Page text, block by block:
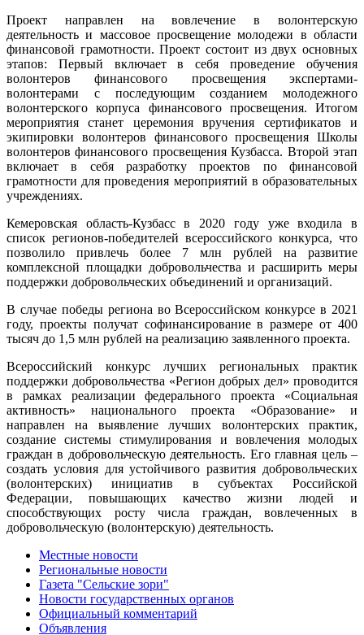
Проект направлен на вовлечение в волонтерскую
деятельность и массовое просвещение молодежи в области
финансовой грамотности. Проект состоит из двух основных
этапов: Первый включает в себя проведение обучения
волонтеров финансового просвещения экспертами-
волонтерами с последующим созданием молодежного
волонтерского корпуса финансового просвещения. Итогом
мероприятия станет церемония вручения сертификатов и
экипировки волонтеров финансового просвещения Школы
волонтеров финансового просвещения Кузбасса. Второй этап
включает в себя разработку проектов по финансовой
грамотности для проведения мероприятий в образовательных
учреждениях.
Кемеровская область-Кузбасс в 2020 году уже входила в
список регионов-победителей всероссийского конкурса, что
позволило привлечь более 7 млн рублей на развитие
комплексной площадки добровольчества и расширить меры
поддержки добровольческих объединений и организаций.
В случае победы региона во Всероссийском конкурсе в 2021
году, проекты получат софинансирование в размере от 400
тысяч до 1,5 млн рублей на реализацию заявленного проекта.
Всероссийский конкурс лучших региональных практик
поддержки добровольчества «Регион добрых дел» проводится
в рамках реализации федерального проекта «Социальная
активность» национального проекта «Образование» и
направлен на выявление лучших волонтерских практик,
создание системы стимулирования и вовлечения молодых
граждан в добровольческую деятельность. Его главная цель –
создать условия для устойчивого развития добровольческих
(волонтерских) инициатив в субъектах Российской
Федерации, повышающих качество жизни людей и
способствующих росту числа граждан, вовлеченных в
добровольческую (волонтерскую) деятельность.
Местные новости
Региональные новости
Газета "Сельские зори"
Новости государственных органов
Официальный комментарий
Объявления